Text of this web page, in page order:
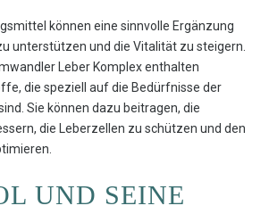
können eine sinnvolle Ergänzung
unterstützen und die Vitalität zu steigern.
Leber Komplex enthalten
die speziell auf die Bedürfnisse der
Sie können dazu beitragen, die
die Leberzellen zu schützen und den
UND SEINE